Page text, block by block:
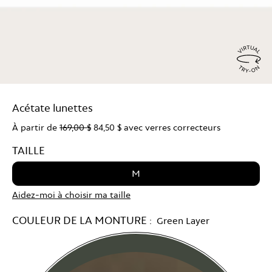
Acétate lunettes
À partir de 169,00 $ 84,50 $ avec verres correcteurs
TAILLE
M
Aidez-moi à choisir ma taille
COULEUR DE LA MONTURE : Green Layer